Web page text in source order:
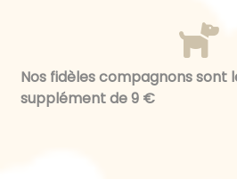
Nos fidèles compagnons sont
supplément de 9 €